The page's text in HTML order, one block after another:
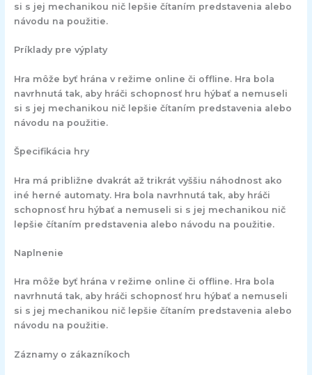
si s jej mechanikou nič lepšie čítaním predstavenia alebo
návodu na použitie.
Príklady pre výplaty
Hra môže byť hrána v režime online či offline. Hra bola
navrhnutá tak, aby hráči schopnosť hru hýbať a nemuseli
si s jej mechanikou nič lepšie čítaním predstavenia alebo
návodu na použitie.
Špecifikácia hry
Hra má približne dvakrát až trikrát vyššiu náhodnost ako
iné herné automaty. Hra bola navrhnutá tak, aby hráči
schopnosť hru hýbať a nemuseli si s jej mechanikou nič
lepšie čítaním predstavenia alebo návodu na použitie.
Naplnenie
Hra môže byť hrána v režime online či offline. Hra bola
navrhnutá tak, aby hráči schopnosť hru hýbať a nemuseli
si s jej mechanikou nič lepšie čítaním predstavenia alebo
návodu na použitie.
Záznamy o zákazníkoch